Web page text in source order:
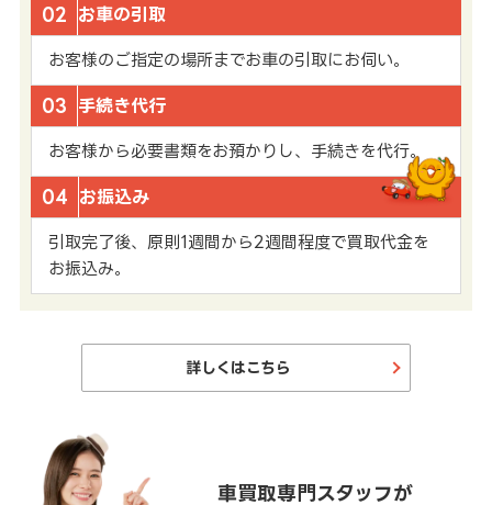
02 お車の引取
お客様のご指定の場所までお車の引取にお伺い。
03 手続き代行
お客様から必要書類をお預かりし、手続きを代行。
04 お振込み
引取完了後、原則1週間から2週間程度で買取代金を
お振込み。
詳しくはこちら
車買取専門スタッフが